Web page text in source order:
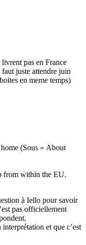
pas en France
juste attendre juin
en meme temps)
(Sous « About
from within the EU.
à Iello pour savoir
pas officiellement
et que c’est